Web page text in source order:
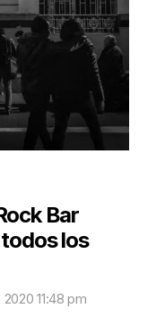
Bar
los
11:48 pm